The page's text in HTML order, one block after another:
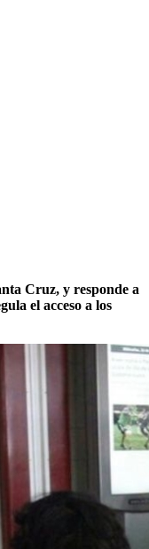
Cruz, y responde a
el acceso a los